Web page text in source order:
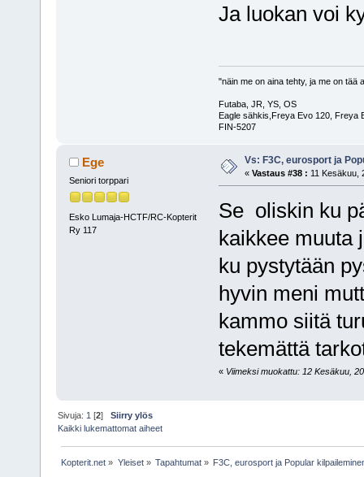
Ja luokan voi
"näin me on aina tehty, ja me on tää
Futaba, JR, YS, OS
Eagle sähkis,Freya Evo 120, Freya
FIN-5207
Ege
Seniori torppari
Esko Lumaja-HCTF/RC-Kopterit
Ry 117
Vs: F3C, eurosport ja
« Vastaus #38 : 11 Kesäkuu,
Se oliskin ku
kaikkee muuta
ku pystytään
hyvin meni
kammo siitä
tekemättä
« Viimeksi muokattu: 12 Kesäkuu,
Sivuja: 1 [2]Siirry ylös
Kaikki lukemattomat aiheet
Kopterit.net » Yleiset» Tapahtumat» F3C, eurosport ja Popular